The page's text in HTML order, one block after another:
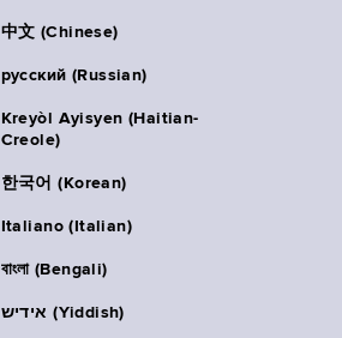
中文 (Chinese)
русский (Russian)
Kreyòl Ayisyen (Haitian-
Creole)
한국어 (Korean)
Italiano (Italian)
বাংলা (Bengali)
אידיש (Yiddish)